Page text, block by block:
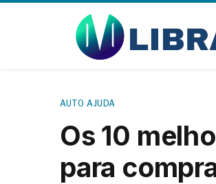
AUTO AJUDA
Os 10
para